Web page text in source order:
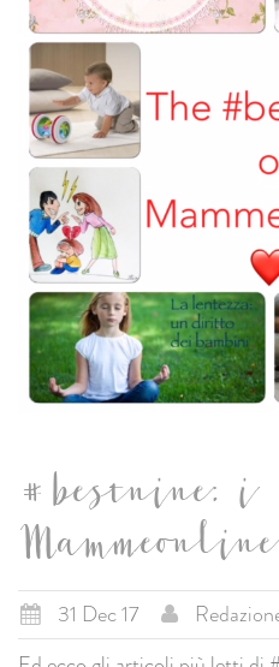
#bestnine:
31 Dec 17